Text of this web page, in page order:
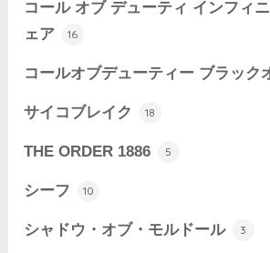
コール オブ デューティ インフィ
ェア
16
コールオブデューティー ブラック
サイコブレイク 18
THE ORDER 1886 5
シーフ 10
シャドウ・オブ・モルドール 3